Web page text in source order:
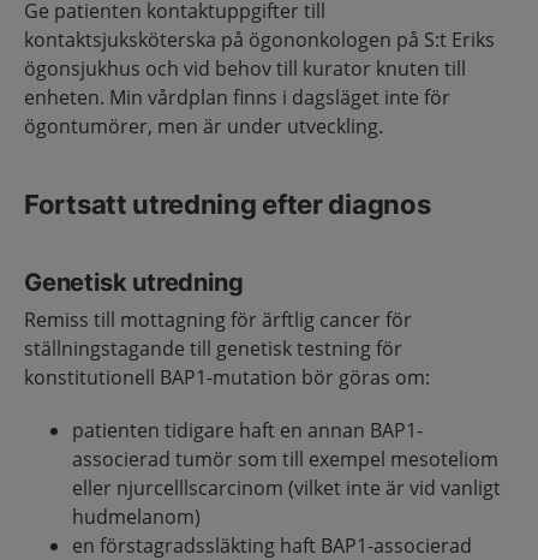
Ge patienten kontaktuppgifter till
kontaktsjuksköterska på ögononkologen på S:t Eriks
ögonsjukhus och vid behov till kurator knuten till
enheten. Min vårdplan finns i dagsläget inte för
ögontumörer, men är under utveckling.
Fortsatt utredning efter diagnos
Genetisk utredning
Remiss till mottagning för ärftlig cancer för
ställningstagande till genetisk testning för
konstitutionell BAP1-mutation bör göras om:
patienten tidigare haft en annan BAP1-
associerad tumör som till exempel mesoteliom
eller njurcelllscarcinom (vilket inte är vid vanligt
hudmelanom)
en förstagradssläkting haft BAP1-associerad